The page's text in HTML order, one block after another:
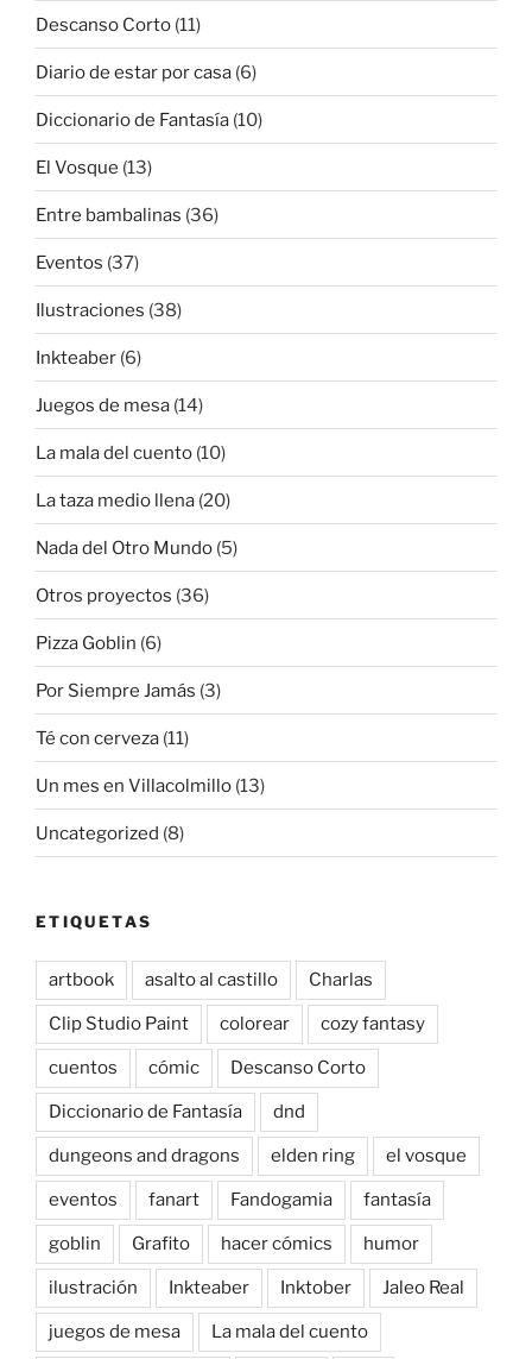
Descanso Corto (11)
Diario de estar por casa (6)
Diccionario de Fantasía (10)
El Vosque (13)
Entre bambalinas (36)
Eventos (37)
Ilustraciones (38)
Inkteaber (6)
Juegos de mesa (14)
La mala del cuento (10)
La taza medio llena (20)
Nada del Otro Mundo (5)
Otros proyectos (36)
Pizza Goblin (6)
Por Siempre Jamás (3)
Té con cerveza (11)
Un mes en Villacolmillo (13)
Uncategorized (8)
ETIQUETAS
artbook asalto al castillo Charlas
Clip Studio Paint colorear cozy fantasy
cuentos cómic Descanso Corto
Diccionario de Fantasía dnd
dungeons and dragons elden ring el vosque
eventos fanart Fandogamia fantasía
goblin Grafito hacer cómics humor
ilustración Inkteaber Inktober Jaleo Real
juegos de mesa La mala del cuento